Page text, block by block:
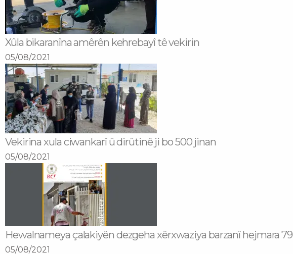
Xûla bikaranîna amêrên kehrebayî tê vekirin
05/08/2021
Vekirina xula ciwankarî û dirûtinê ji bo 500 jinan
05/08/2021
Hewalnameya çalakiyên dezgeha xêrxwaziya barzanî hejmara 79
05/08/2021